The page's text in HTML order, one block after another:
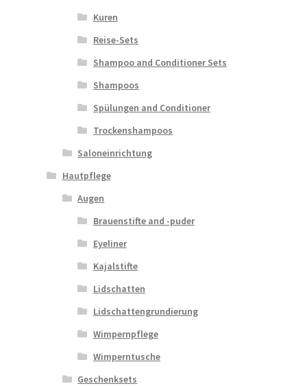
Kuren
Reise-Sets
Shampoo and Conditioner Sets
Shampoos
Spülungen and Conditioner
Trockenshampoos
Saloneinrichtung
Hautpflege
Augen
Brauenstifte and -puder
Eyeliner
Kajalstifte
Lidschatten
Lidschattengrundierung
Wimpernpflege
Wimperntusche
Geschenksets